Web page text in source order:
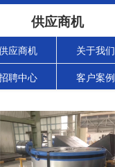
供应商机
应商机 关于我们
聘中心 客户案例